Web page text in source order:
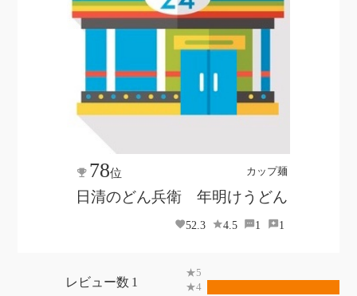
カップ麺
78位
日清のどん兵衛 年明けうどん
52.3 4.5 1 1
1